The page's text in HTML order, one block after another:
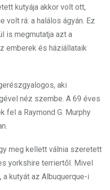
kutyája akkor volt ott,
volt rá: a halálos ágyán. Ez
is megmutatja azt a
emberek és háziállataik
aki
néz szembe. A 69 éves
a Raymond G. Murphy
meg kellett válnia szeretett
yorkshire terriertől. Mivel
a kutyát az Albuquerque-i